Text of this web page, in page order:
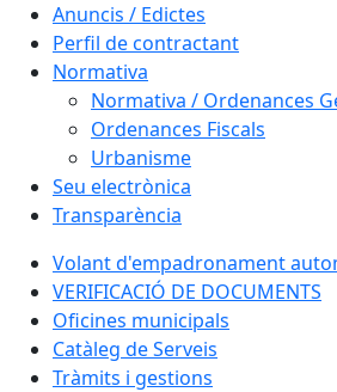
Anuncis / Edictes
Perfil de contractant
Normativa
Normativa / Ordenances
Ordenances Fiscals
Urbanisme
Seu electrònica
Transparència
Volant d'empadronament
VERIFICACIÓ DE DOCUMENTS
Oficines municipals
Catàleg de Serveis
Tràmits i gestions